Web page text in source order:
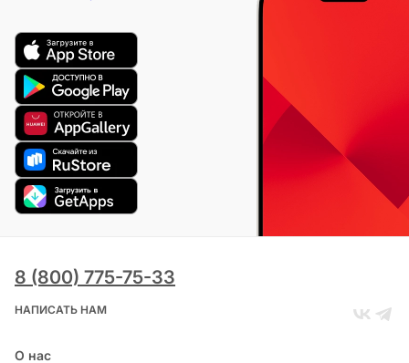
8 (800) 775-75-33
НАПИСАТЬ НАМ
О нас